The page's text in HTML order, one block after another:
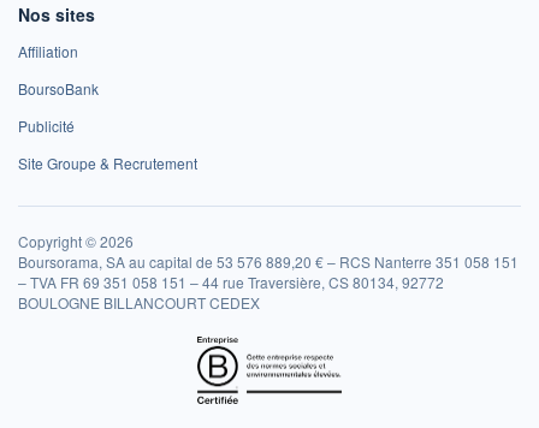
Nos sites
Affiliation
BoursoBank
Publicité
Site Groupe & Recrutement
Copyright © 2026
Boursorama, SA au capital de 53 576 889,20 € – RCS Nanterre 351 058 151
– TVA FR 69 351 058 151 – 44 rue Traversière, CS 80134, 92772
BOULOGNE BILLANCOURT CEDEX